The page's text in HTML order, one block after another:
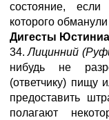
состояние,
которого
Дигесты
34.Лицинний
нибудь не
(ответчику) пищу
предоставить
полагают